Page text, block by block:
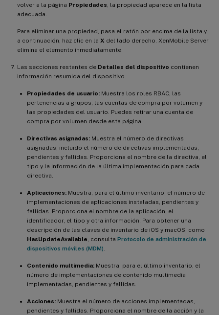
volver a la página Propiedades, la propiedad aparece en la lista
adecuada.
Para eliminar una propiedad, pasa el ratón por encima de la lista y,
a continuación, haz clic en la X del lado derecho. XenMobile Server
elimina el elemento inmediatamente.
Las secciones restantes de Detalles del dispositivo contienen
información resumida del dispositivo.
Propiedades de usuario: Muestra los roles RBAC, las
pertenencias a grupos, las cuentas de compra por volumen y
las propiedades del usuario. Puedes retirar una cuenta de
compra por volumen desde esta página.
Directivas asignadas: Muestra el número de directivas
asignadas, incluido el número de directivas implementadas,
pendientes y fallidas. Proporciona el nombre de la directiva, el
tipo y la información de la última implementación para cada
directiva.
Aplicaciones: Muestra, para el último inventario, el número de
implementaciones de aplicaciones instaladas, pendientes y
fallidas. Proporciona el nombre de la aplicación, el
identificador, el tipo y otra información. Para obtener una
descripción de las claves de inventario de iOS y macOS, como
HasUpdateAvailable, consulta Protocolo de administración de
dispositivos móviles (MDM).
Contenido multimedia: Muestra, para el último inventario, el
número de implementaciones de contenido multimedia
implementadas, pendientes y fallidas.
Acciones: Muestra el número de acciones implementadas,
pendientes y fallidas. Proporciona el nombre de la acción y la